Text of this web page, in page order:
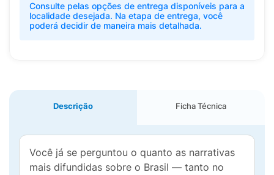
Consulte pelas opções de entrega disponíveis para a
localidade desejada. Na etapa de entrega, você
poderá decidir de maneira mais detalhada.
Descrição Ficha Técnica
Você já se perguntou o quanto as narrativas
mais difundidas sobre o Brasil — tanto no